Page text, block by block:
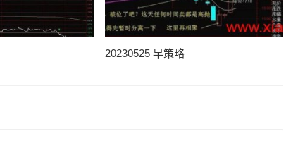
20230525 早策略